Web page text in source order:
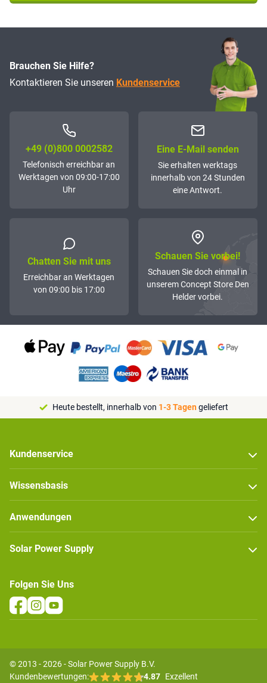
Brauchen Sie Hilfe?
Kontaktieren Sie unseren Kundenservice
+49 (0)800 0002582
Telefonisch erreichbar an
Werktagen von 09:00-17:00
Uhr
Eine E-Mail senden
Sie erhalten werktags
innerhalb von 24 Stunden
eine Antwort.
Chatten Sie mit uns
Erreichbar an Werktagen
von 09:00 bis 17:00
Schauen Sie vorbei!
Schauen Sie doch einmal in
unserem Concept Store Den
Helder vorbei.
Heute bestellt, innerhalb von 1-3 Tagengeliefert
Kundenservice
Wissensbasis
Anwendungen
Solar Power Supply
Folgen Sie Uns
© 2013 - 2026 - Solar Power Supply B.V.
Kundenbewertungen:
4.87 Exzellent